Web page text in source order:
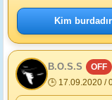
Kim
B.O.S.S
OFF
🕒 17.09.2020 /